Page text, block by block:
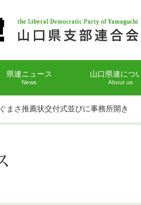
県連ニュース
News
山口県連につ
About us
まさ推薦状交付式並びに事務所開き